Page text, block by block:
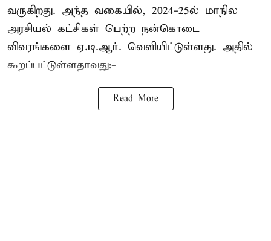
வருகிறது. அந்த வகையில், 2024-25ல் மாநில
அரசியல் கட்சிகள் பெற்ற நன்கொடை
விவரங்களை ஏ.டி.ஆர். வெளியிட்டுள்ளது. அதில்
கூறப்பட்டுள்ளதாவது:-
Read More